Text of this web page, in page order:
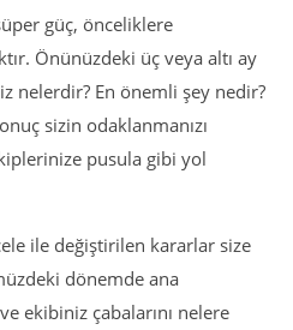
güç, önceliklere
Önünüzdeki üç veya altı ay
nelerdir? En önemli şey nedir?
sizin odaklanmanızı
pusula gibi yol
ile değiştirilen kararlar size
dönemde ana
ekibiniz çabalarını nelere